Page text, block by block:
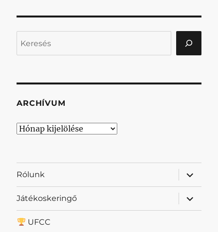
ARCHÍVUM
Archívum
Rólunk
almenü
Játékoskeringő
almenü
UFCC